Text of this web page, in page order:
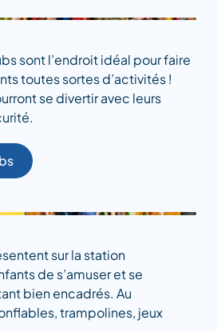
sont l’endroit idéal pour faire
toutes sortes d’activités !
se divertir avec leurs
sur la station
de s’amuser et se
bien encadrés. Au
trampolines, jeux